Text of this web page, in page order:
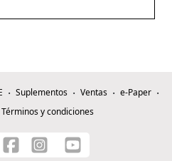
Suplementos Ventas
e-Paper
Términos y condiciones